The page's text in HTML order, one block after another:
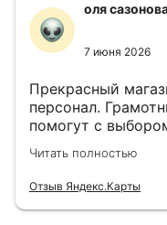
оля
7 июня 2026
Прекрасный
персонал.
помогут с
назначенный день!
Читать полностью
Отзыв Яндекс.Карты